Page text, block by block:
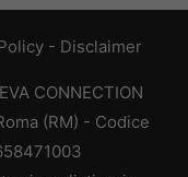
- Disclaimer
CONNECTION
(RM) - Codice